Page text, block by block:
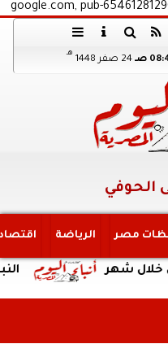
google.com, pub-
صـ 24 صفر 1448
هـ
الحوفي
مصر الرياضة
النبؤة